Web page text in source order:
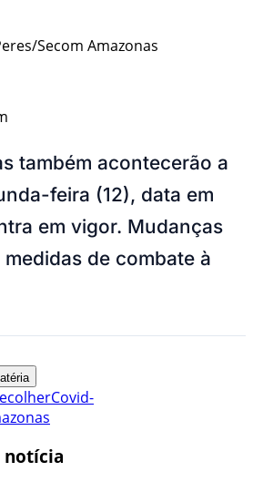
Secom Amazonas
também acontecerão a
feira (12), data em
em vigor. Mudanças
de combate à
Covid-
notícia